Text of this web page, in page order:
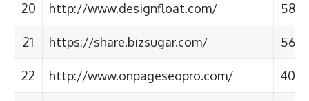
20 http://www.designfloat.com/ 58
21 https://share.bizsugar.com/ 56
22 http://www.onpageseopro.com/ 40